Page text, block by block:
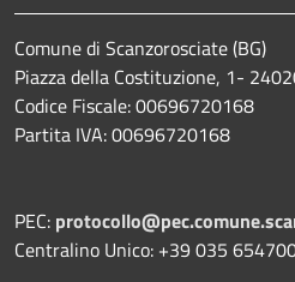
Comune di Scanzorosciate (BG)
Piazza della Costituzione, 1-
Codice Fiscale: 00696720168
Partita IVA: 00696720168
PEC:
Centralino Unico: +39 035